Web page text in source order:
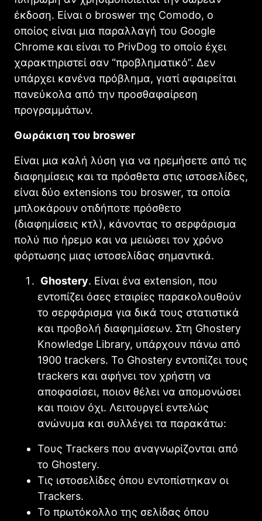
έκδοση. Είναι ο broswer της Comodo, ο
οποίος είναι μια παραλλαγή του Google
Chrome και είναι το PrivDog το οποίο έχει
χαρακτηριστεί σαν “προβληματικό”. Δεν
υπάρχει κανένα πρόβλημα, γιατί αφαιρείται
πανεύκολα από την προσθαφαίρεση
προγραμμάτων.
Θωράκιση του broswer
Είναι μια καλή λύση για να ηρεμήσετε από τις
διαφημίσεις και τα πρόσθετα στις ιστοσελίδες,
είναι δύο extensions του broswer, τα οποία
μπλοκάρουν οτιδήποτε πρόσθετο
(διαφημίσεις κτλ), κάνοντας το σερφάρισμα
πολύ πιο ήρεμο και να μειώσει τον χρόνο
φόρτωσης μιας ιστοσελίδας σημαντικά.
Ghostery. Είναι ένα extension, που
εντοπίζει όσες εταιρίες παρακολουθούν
το σερφάρισμα για δικά τους στατιστικά
και προβολή διαφημίσεων. Στη Ghostery
Knowledge Library, υπάρχουν πάνω από
1900 trackers. Το Ghostery εντοπίζει τους
trackers και αφήνει τον χρήστη να
αποφασίσει, ποιον θέλει να απομονώσει
και ποιον όχι. Λειτουργεί εντελώς
ανώνυμα και συλλέγει τα παρακάτω:
Τους Trackers που αναγνωρίζονται από
το Ghostery.
Τις ιστοσελίδες όπου εντοπίστηκαν οι
Trackers.
Το πρωτόκολλο της σελίδας όπου